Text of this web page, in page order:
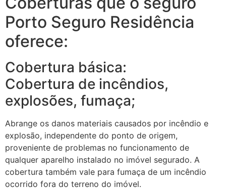
Porto Seguro Residência
oferece:
Cobertura básica:
Cobertura de incêndios,
explosões, fumaça;
Abrange os danos materiais causados por incêndio e
explosão, independente do ponto de origem,
proveniente de problemas no funcionamento de
qualquer aparelho instalado no imóvel segurado. A
cobertura também vale para fumaça de um incêndio
ocorrido fora do terreno do imóvel.